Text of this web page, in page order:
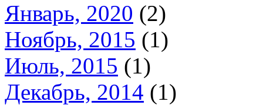
Январь, 2020 (2)
Ноябрь, 2015 (1)
Июль, 2015 (1)
Декабрь, 2014 (1)